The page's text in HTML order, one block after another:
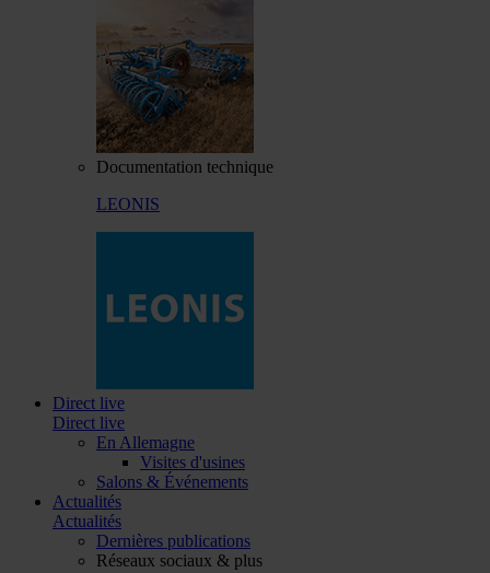
Documentation technique
LEONIS
Direct live
Direct live
En Allemagne
Visites d'usines
Salons & Événements
Actualités
Actualités
Dernières publications
Réseaux sociaux & plus